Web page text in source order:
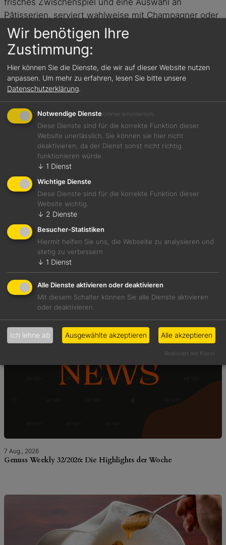
Pâtisserien, serviert wahlweise mit Champagner oder
einer alkoholfreien, prickelnden Alternative.
Das könnte Sie auch
interessieren:
7 Aug., 2026
Hätten Sie es gewusst?
7 Aug., 2026
Genuss Weekly 32/2026: Die Highlights der Woche
Wir benötigen Ihre
Zustimmung:
Hier können Sie die Dienste, die wir auf dieser Website nutzen
anpassen. Um mehr zu erfahren, lesen Sie bitte unsere
Datenschutzerklärung.
Notwendige Dienste (immer erforderlich)
Diese Dienste sind für die korrekte Funktion dieser
Website unerlässlich. Sie können sie hier nicht
deaktivieren, da der Dienst sonst nicht richtig
funktionieren würde.
↓ 1 Dienst
Wichtige Dienste
Diese Dienste sind für die korrekte Funktion dieser
Website wichtig.
↓ 2 Dienste
Besucher-Statistiken
Hiermit helfen Sie uns, die Webseite zu analysieren und
stetig zu verbessern
↓ 1 Dienst
Alle Dienste aktivieren oder deaktivieren
Mit diesem Schalter können Sie alle Dienste aktivieren
oder deaktivieren.
Ich lehne ab Ausgewählte akzeptieren Alle akzeptieren
Realisiert mit Klaro!